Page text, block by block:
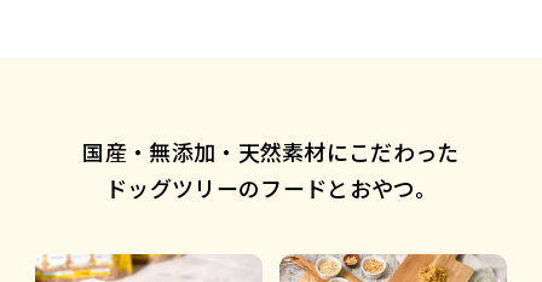
国産・無添加・天然素材にこだわった
ドッグツリーのフードとおやつ。